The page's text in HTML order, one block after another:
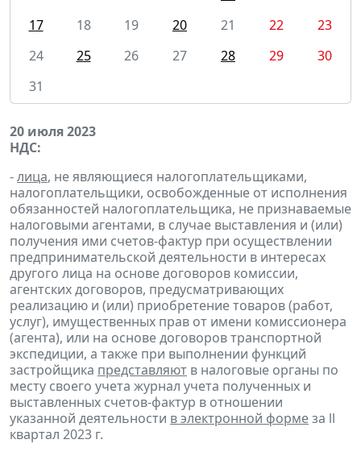
17
18 19 20 21 22
23
24
25 26 27 28 29
30
31
20 июля 2023
НДС:
-лица, не являющиеся налогоплательщиками,
налогоплательщики, освобожденные от исполнения
обязанностей налогоплательщика, не признаваемые
налоговыми агентами, в случае выставления и (или)
получения ими счетов-фактур при осуществлении
предпринимательской деятельности в интересах
другого лица на основе договоров комиссии,
агентских договоров, предусматривающих
реализацию и (или) приобретение товаров (работ,
услуг), имущественных прав от имени комиссионера
(агента), или на основе договоров транспортной
экспедиции, а также при выполнении функций
застройщика представляют в налоговые органы по
месту своего учета журнал учета полученных и
выставленных счетов-фактур в отношении
указанной деятельности в электронной формеза ll
квартал 2023 г.